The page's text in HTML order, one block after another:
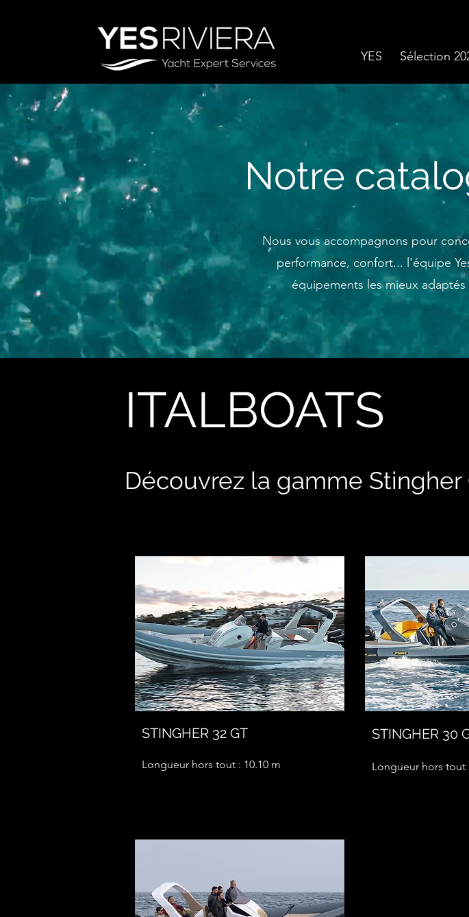
YES Sélection
Notre
Nous vous accompagnons pour
performance, confort... l'équipe
équipements les mieux
ITALBOATS
Découvrez la gamme Stingher
STINGHER 32 GT
Longueur hors tout : 10.10 m
STINGHER 30
Longueur hors tout